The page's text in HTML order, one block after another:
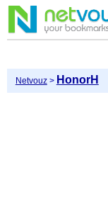
Netvouz> HonorH